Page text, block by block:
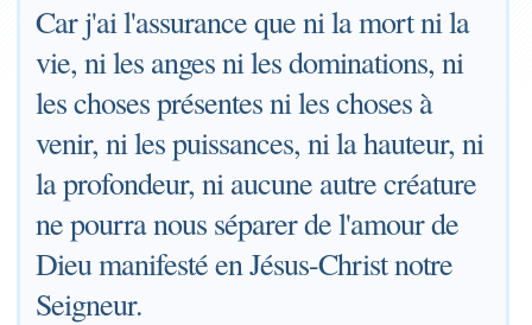
Car j'ai l'assurance que ni la mort ni la
vie, ni les anges ni les dominations, ni
les choses présentes ni les choses à
venir, ni les puissances, ni la hauteur, ni
la profondeur, ni aucune autre créature
ne pourra nous séparer de l'amour de
Dieu manifesté en Jésus-Christ notre
Seigneur.